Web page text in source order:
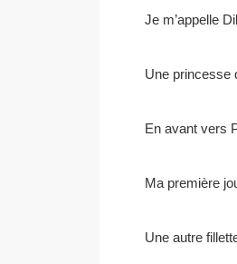
Je m’appelle
Une princesse
En avant vers
Ma première
Une autre